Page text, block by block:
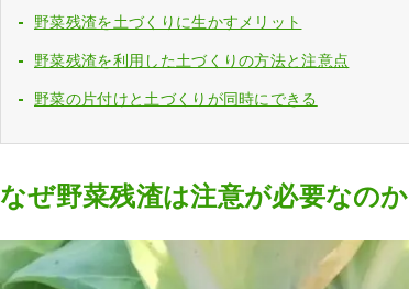
野菜残渣を土づくりに生かすメリット
野菜残渣を利用した土づくりの方法と注意点
野菜の片付けと土づくりが同時にできる
なぜ野菜残渣は注意が必要なのか